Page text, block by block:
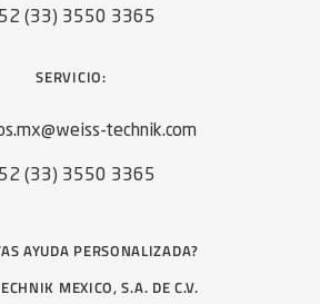
(33) 3550 3365
SERVICIO:
technik.com
(33) 3550 3365
AYUDA PERSONALIZADA?
MEXICO, S.A. DE C.V.